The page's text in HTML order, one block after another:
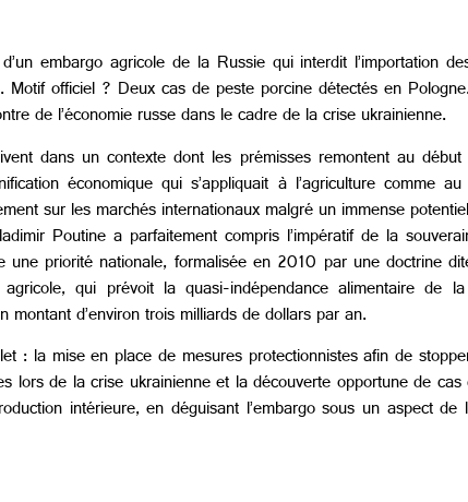
embargo agricole de la Russie qui interdit l’importation
Motif officiel ? Deux cas de peste porcine détectés en
de l’économie russe dans le cadre de la crise ukrainienne.
dans un contexte dont les prémisses remontent au
économique qui s’appliquait à l’agriculture comme
sur les marchés internationaux malgré un immense
Poutine a parfaitement compris l’impératif de la
une priorité nationale, formalisée en 2010 par une doctrine
qui prévoit la quasi-indépendance alimentaire de
montant d’environ trois milliards de dollars par an.
: la mise en place de mesures protectionnistes afin de
lors de la crise ukrainienne et la découverte opportune de
intérieure, en déguisant l’embargo sous un aspect